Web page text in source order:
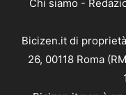
Chi siamo -
Bicizen.it di
26, 00118 Roma